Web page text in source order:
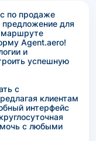
по продаже
предложение для
маршруте
Agent.aero!
и
успешную
с
клиентам
интерфейс
с любыми